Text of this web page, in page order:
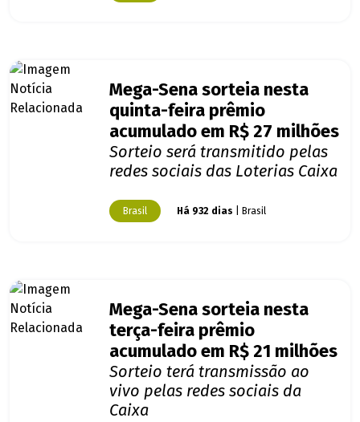
Mega-Sena sorteia nesta
quinta-feira prêmio
acumulado em R$ 27 milhões
Sorteio será transmitido pelas
redes sociais das Loterias Caixa
Brasil Há 932 dias | Brasil
Mega-Sena sorteia nesta
terça-feira prêmio
acumulado em R$ 21 milhões
Sorteio terá transmissão ao
vivo pelas redes sociais da
Caixa